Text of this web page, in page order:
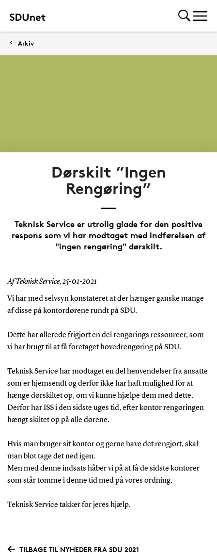
Arkiv
Dørskilt ”Ingen
Rengøring”
Teknisk Service er utrolig glade for den positive
respons som vi har modtaget med indførelsen af
"ingen rengøring" dørskilt.
Af Teknisk Service,25-01-2021
Vi har med selvsyn konstateret at der hænger ganske mange
af disse på kontordørene rundt på SDU.
Dette har allerede frigjort en del rengørings ressourcer, som
vi har brugt til at få foretaget hovedrengøring på SDU.
Teknisk Service har modtaget en del henvendelser fra ansatte
som er hjemsendt og derfor ikke har haft mulighed for at
hænge dørskiltet op, om vi kunne hjælpe dem med dette.
Derfor har ISS i den sidste uges tid, efter kontor rengøringen
hængt skiltet op på alle dørene.
Hvis man bruger sit kontor og gerne have det rengjort, skal
man blot tage det ned igen.
Men med denne indsats håber vi på at få de sidste kontorer
som står tomme i denne tid med på vores ordning.
Teknisk Service takker for jeres hjælp.
TILBAGE TIL NYHEDER FRA SDU 2021